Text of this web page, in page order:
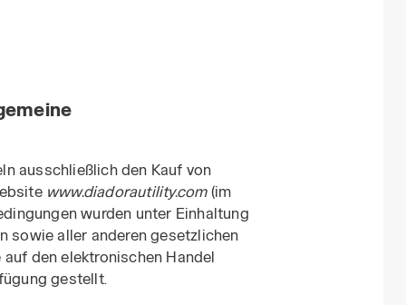
ausschließlich den Kauf von
www.diadorautility.com(im
wurden unter Einhaltung
sowie aller anderen gesetzlichen
den elektronischen Handel
gestellt.